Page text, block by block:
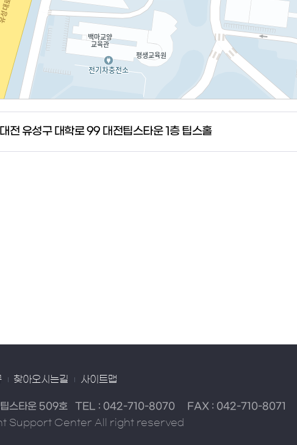
대전 유성구 대학로 99 대전팁스타운 1층 팁스홀
찾아오시는길 사이트맵
스타운 509호 TEL : 042-710-8070 FAX : 042-710-8071
Support Center All right reserved